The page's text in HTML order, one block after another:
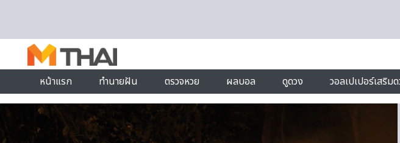
หน้าแรก
ทำนายฝัน ตรวจหวย ผลบอล ดูดวง วอลเปเปอร์เสริม